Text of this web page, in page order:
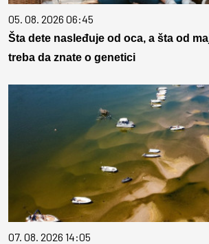
05. 08. 2026 06:45
Šta dete nasleđuje od oca, a šta od
treba da znate o genetici
07. 08. 2026 14:05